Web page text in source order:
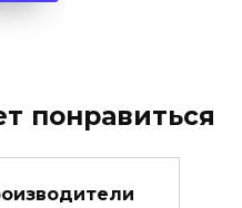
понравиться